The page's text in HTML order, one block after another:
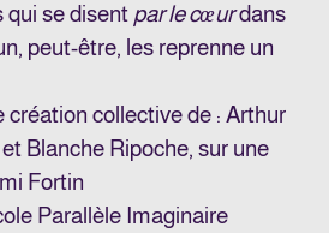
qui se disent par le cœurdans
peut-être, les reprenne un
création collective de : Arthur
Blanche Ripoche, sur une
Fortin
Parallèle Imaginaire